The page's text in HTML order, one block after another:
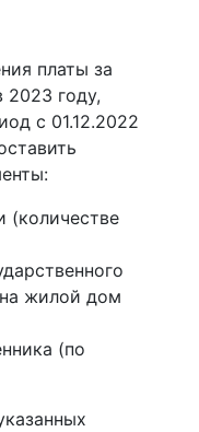
платы за
году,
с 01.12.2022
(количестве
жилой дом
(по